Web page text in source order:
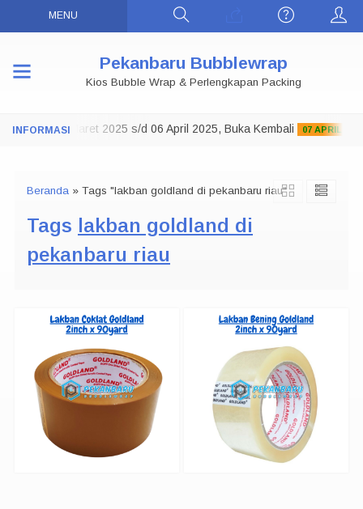
MENU
Pekanbaru Bubblewrap
Kios Bubble Wrap & Perlengkapan Packing
Tutup 29 Maret 2025 s/d 06 April 2025, Buka Kembali 07 APRIL 2025
Beranda » Tags "lakban goldland di pekanbaru riau"
Tags lakban goldland di
pekanbaru riau